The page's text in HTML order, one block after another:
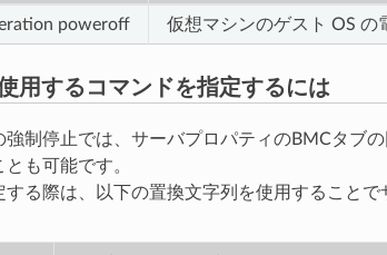
poweroff 仮想マシンのゲスト OS の
用するコマンドを指定するには
制停止では、サーバプロパティのBMCタブ
も可能です。
する際は、以下の置換文字列を使用すること